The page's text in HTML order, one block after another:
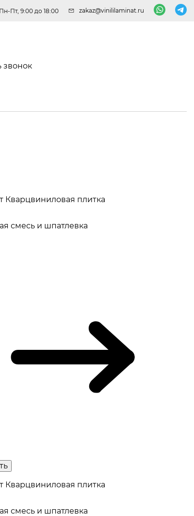
Пн-Пт, 9:00 до 18:00 zakaz@vinililaminat.ru
звонок
Кварцвиниловая плитка
смесь и шпатлевка
Кварцвиниловая плитка
смесь и шпатлевка